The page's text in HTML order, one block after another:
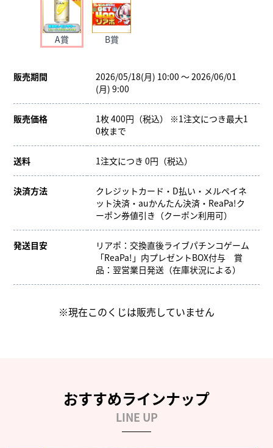
A賞 B賞
販売期間
2026/05/18(月) 10:00 ～ 2026/06/01
(月) 9:00
販売価格
1枚 400円（税込） ※1注文につき最大1
0枚まで
送料 1注文につき 0円（税込）
決済方法
クレジットカード・D払い・メルペイネ
ット決済・auかんたん決済・ReaPa!ク
ーポン券値引き（クーポン利用可）
発送目安
リアポ：交換直後ライブパチンコゲーム
「ReaPa!」内プレゼントBOX付与 賞
品：翌営業日発送（在庫状況による）
※現在このくじは販売していません
おすすめラインナップ
LINE UP